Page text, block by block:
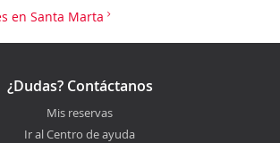
en Santa Marta
¿Dudas? Contáctanos
Mis reservas
Ir al Centro de ayuda